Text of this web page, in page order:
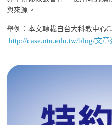
與來源。
舉例：本文轉載自台大科教中心
http://case.ntu.edu.tw/blog/文